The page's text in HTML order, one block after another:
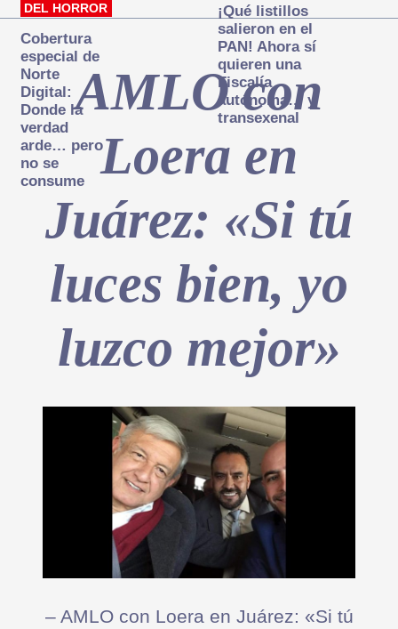
DEL HORROR
Cobertura
especial de
Norte
Digital:
Donde la
verdad
arde… pero
no se
consume
¡Qué listillos
salieron en el
PAN! Ahora sí
quieren una
Fiscalía
autónoma… y
transexenal
AMLO con
Loera en
Juárez: «Si tú
luces bien, yo
luzco mejor»
– AMLO con Loera en Juárez: «Si tú